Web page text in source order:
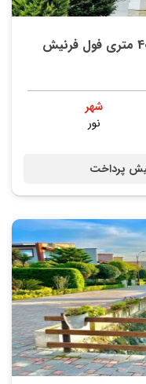
شهر
نور
پرداخت